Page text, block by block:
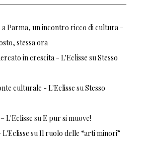
a Parma, un incontro ricco di cultura -
stessa ora
in crescita - L'Eclisse suStesso
culturale - L'Eclisse suStesso
L'Eclisse suE pur si muove!
suIl ruolo delle “arti minori”